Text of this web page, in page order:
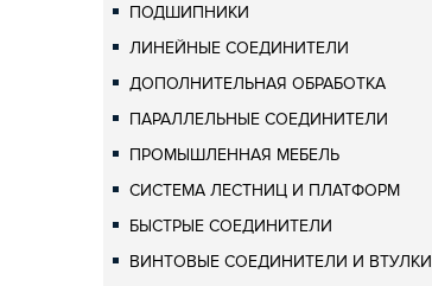
ПОДШИПНИКИ
ЛИНЕЙНЫЕ СОЕДИНИТЕЛИ
ДОПОЛНИТЕЛЬНАЯ ОБРАБОТКА
ПАРАЛЛЕЛЬНЫЕ СОЕДИНИТЕЛИ
ПРОМЫШЛЕННАЯ МЕБЕЛЬ
СИСТЕМА ЛЕСТНИЦ И ПЛАТФОРМ
БЫСТРЫЕ СОЕДИНИТЕЛИ
ВИНТОВЫЕ СОЕДИНИТЕЛИ И ВТУЛКИ